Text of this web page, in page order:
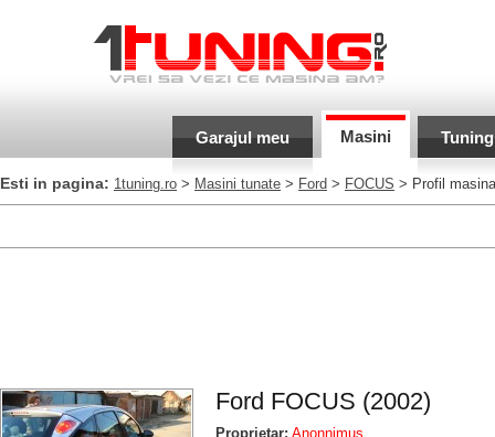
Garajul meu Masini Tuning
Esti in pagina: 1tuning.ro > Masini tunate > Ford > FOCUS > Profil masina
Ford FOCUS (2002)
Proprietar: Anonnimus